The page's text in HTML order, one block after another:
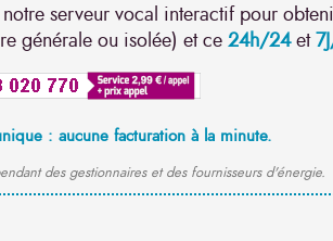
serveur vocal interactif pour
générale ou isolée) et ce 24h/24et
: aucune facturation à la minute.
des gestionnaires et des fournisseurs d'énergie.